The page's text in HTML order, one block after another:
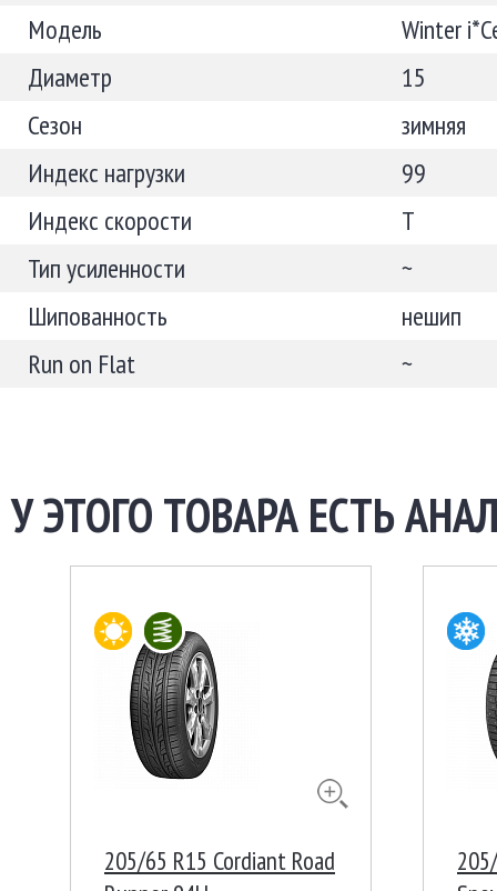
Модель
Winter
Диаметр
15
Сезон
зимняя
Индекс нагрузки
99
Индекс скорости
T
Тип усиленности
~
Шипованность
нешип
Run on Flat
~
У ЭТОГО ТОВАРА ЕСТЬ
205/65 R15 Cordiant Road